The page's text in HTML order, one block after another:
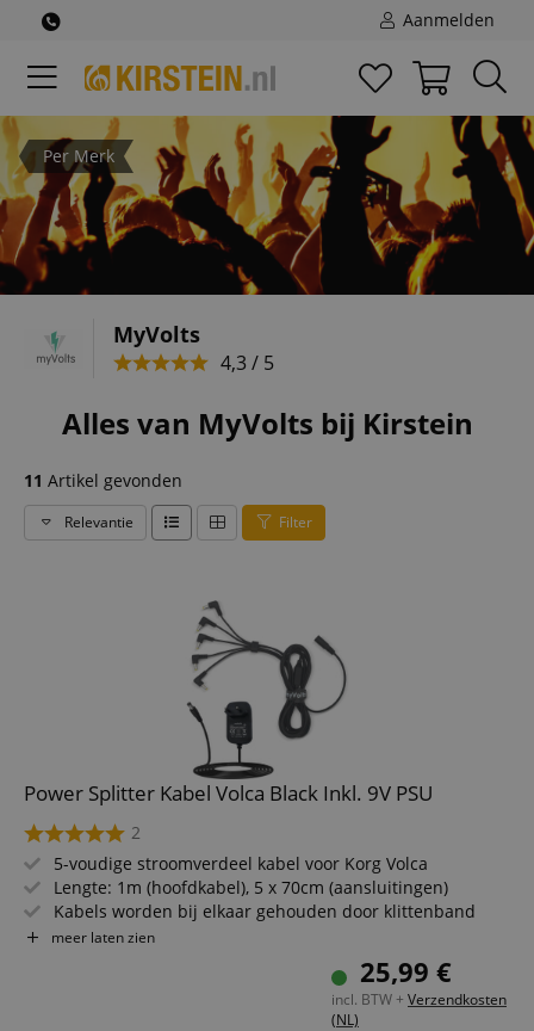
Aanmelden
Per Merk
MyVolts
4,3 / 5
Alles van MyVolts bij Kirstein
11 Artikel gevonden
Relevantie Filter
Power Splitter Kabel Volca Black Inkl. 9V PSU
2
5-voudige stroomverdeel kabel voor Korg Volca
Lengte: 1m (hoofdkabel), 5 x 70cm (aansluitingen)
Kabels worden bij elkaar gehouden door klittenband
Compatibel met Volca Beats, Volca Bass, Volca Keys, Volca
meer laten zien
25,99 €
incl. BTW + Verzendkosten
(NL)